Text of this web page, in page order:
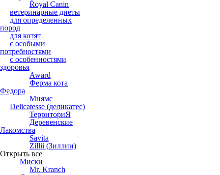
Royal Canin
ветеринарные диеты
для определенных
пород
для котят
с особыми
потребностями
с особенностями
здоровья
Award
Ферма кота
Федора
Мнямс
Delicatesse (деликатес)
ТерриториЯ
Деревенские
Лакомства
Savita
Zillii (Зиллии)
Открыть все
Миски
Mr. Kranch